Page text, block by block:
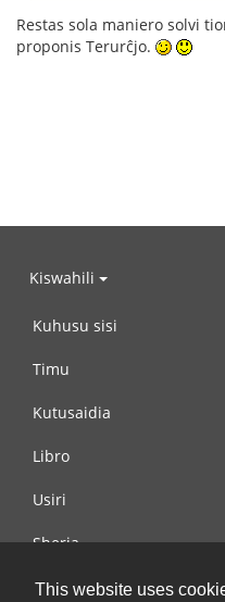
This website uses
Restas sola maniero solvi
proponis Terurĉjo.
Kiswahili
Kuhusu sisi
Timu
Kutusaidia
Libro
Usiri
Sheria
Wasiliana na si